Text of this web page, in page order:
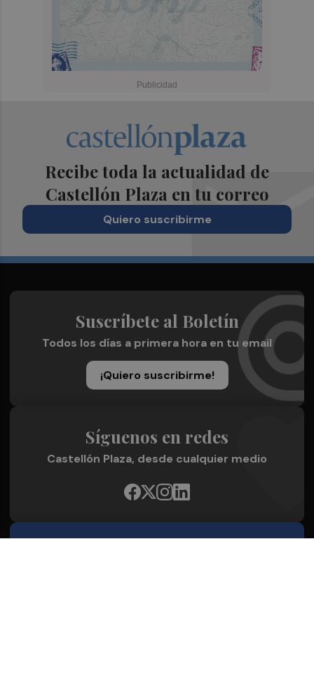
Recibe toda la actualidad de
Castellón Plaza en tu correo
Quiero suscribirme
Suscríbete al Boletín
Todos los días a primera hora en tu email
¡Quiero suscribirme!
Síguenos en redes
Castellón Plaza, desde cualquier medio